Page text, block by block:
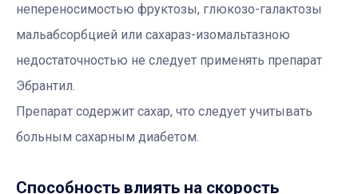
непереносимостью фруктозы, глюкозо-галактозы
мальабсорбцией или сахараз-изомальтазною
недостаточностью не следует применять препарат
Эбрантил.
Препарат содержит сахар, что следует учитывать
больным сахарным диабетом.
Способность влиять на скорость